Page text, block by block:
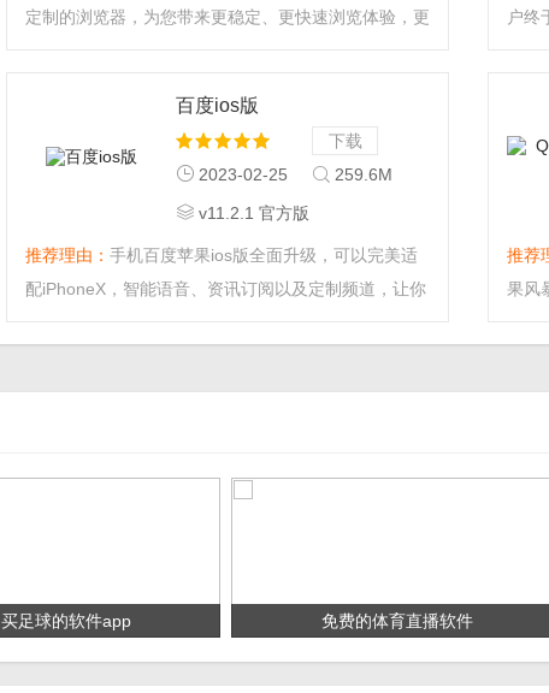
定制的浏览器，为您带来更稳定、更快速浏览体验，更
更稳定、更快速浏览体验，更可节省高达90的流量！...
户终
PC
下载
百度ios版
2023-02-25
259.6M
v11.2.1 官方版
推荐理由： 手机百度苹果ios版全面升级，可以完美适
配iPhoneX，智能语音、资讯订阅以及定制频道，让你
推荐
果风
部分
买足球的软件app 免费的体育直播软件